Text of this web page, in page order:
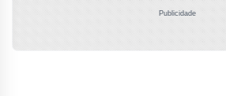
Publicidade